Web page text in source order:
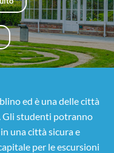
ed è una delle città
Gli studenti potranno
una città sicura e
per le escursioni